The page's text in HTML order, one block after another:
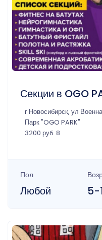
Секции в OGO
г Новосибирск, ул
Парк "OGO PARK"
3200 руб. 8
Пол
Любой 5-